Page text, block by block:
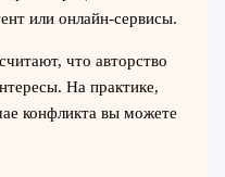
или онлайн-сервисы.
что авторство
На практике,
конфликта вы можете